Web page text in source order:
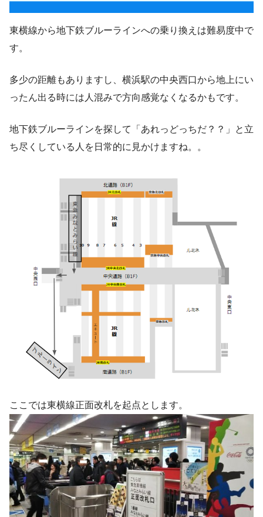
東横線から地下鉄ブルーラインへの乗り換えは難易度中で
す。
多少の距離もありますし、横浜駅の中央西口から地上にい
ったん出る時には人混みで方向感覚なくなるかもです。
地下鉄ブルーラインを探して「あれっどっちだ？？」と立
ち尽くしている人を日常的に見かけますね。。
ここでは東横線正面改札を起点とします。